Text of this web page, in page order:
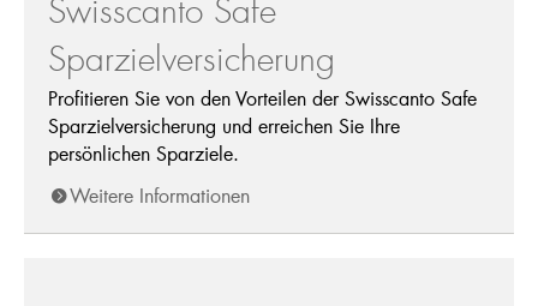
Swisscanto Safe
Sparzielversicherung
Profitieren Sie von den Vorteilen der Swisscanto Safe
Sparzielversicherung und erreichen Sie Ihre
persönlichen Sparziele.
Weitere Informationen